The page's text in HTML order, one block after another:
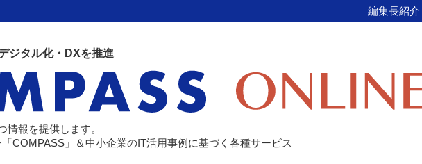
編集長紹介
ジタル化・DXを推進
情報を提供します。
COMPASS」＆中小企業のIT活用事例に基づく各種サービス